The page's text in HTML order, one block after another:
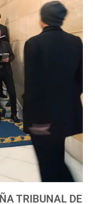
TRIBUNAL DE